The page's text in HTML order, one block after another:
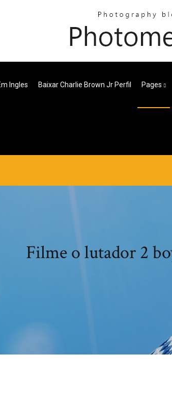
Ingles Baixar Charlie Brown Jr Perfil Pages
Filme o lutador 2